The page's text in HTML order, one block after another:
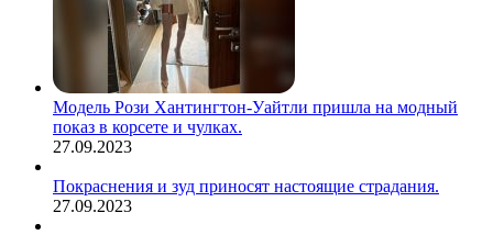
Модель Рози Хантингтон-Уайтли пришла на модный
показ в корсете и чулках.
27.09.2023
Покраснения и зуд приносят настоящие страдания.
27.09.2023